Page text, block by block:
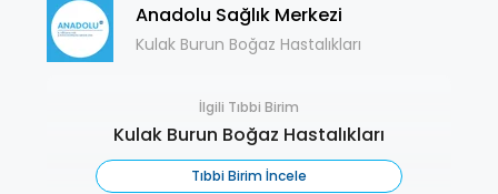
Anadolu Sağlık Merkezi
Kulak Burun Boğaz Hastalıkları
İlgili Tıbbi Birim
Kulak Burun Boğaz Hastalıkları
Tıbbi Birim İncele